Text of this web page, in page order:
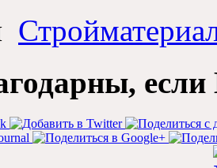
если